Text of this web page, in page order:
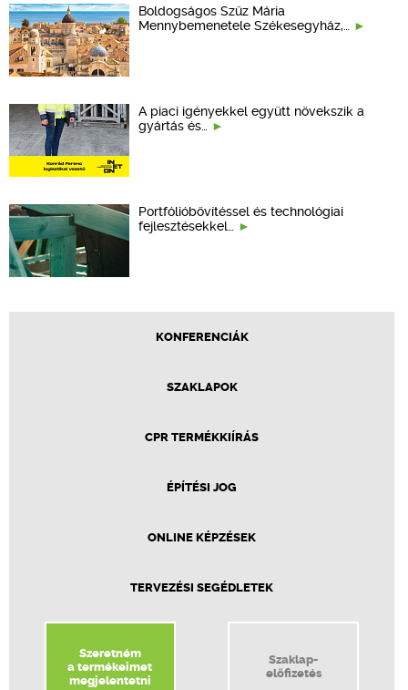
Boldogságos Szűz Mária
Mennybemenetele Székesegyház,…
A piaci igényekkel együtt növekszik a
gyártás és…
Portfólióbővítéssel és technológiai
fejlesztésekkel…
KONFERENCIÁK
SZAKLAPOK
CPR TERMÉKKIÍRÁS
ÉPÍTÉSI JOG
ONLINE KÉPZÉSEK
TERVEZÉSI SEGÉDLETEK
Szeretném
a termékeimet
megjelentetni
Szaklap-
előfizetés